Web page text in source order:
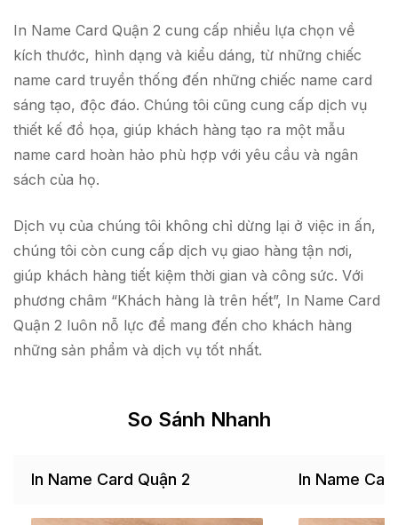
In Name Card Quận 2 cung cấp nhiều lựa chọn về
kích thước, hình dạng và kiểu dáng, từ những chiếc
name card truyền thống đến những chiếc name card
sáng tạo, độc đáo. Chúng tôi cũng cung cấp dịch vụ
thiết kế đồ họa, giúp khách hàng tạo ra một mẫu
name card hoàn hảo phù hợp với yêu cầu và ngân
sách của họ.
Dịch vụ của chúng tôi không chỉ dừng lại ở việc in ấn,
chúng tôi còn cung cấp dịch vụ giao hàng tận nơi,
giúp khách hàng tiết kiệm thời gian và công sức. Với
phương châm “Khách hàng là trên hết”, In Name Card
Quận 2 luôn nỗ lực để mang đến cho khách hàng
những sản phẩm và dịch vụ tốt nhất.
So Sánh Nhanh
In Name Card Quận 2 In Name